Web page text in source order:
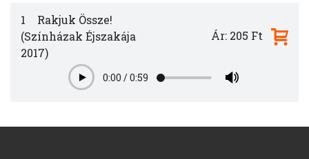
1
Rakjuk Össze!
(Színházak Éjszakája
2017)
Play0:00 /0:59
Ár: 205 Ft